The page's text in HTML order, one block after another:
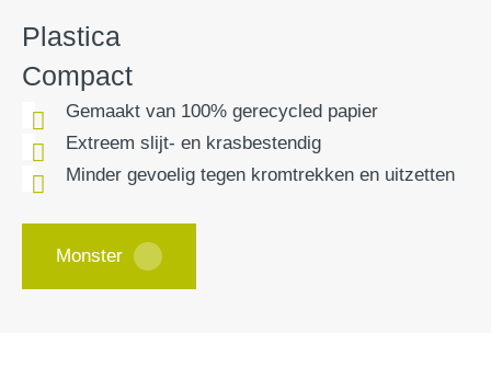
Plastica
Compact
Gemaakt van 100% gerecycled papier
Extreem slijt- en krasbestendig
Minder gevoelig tegen kromtrekken en uitzetten
Monster